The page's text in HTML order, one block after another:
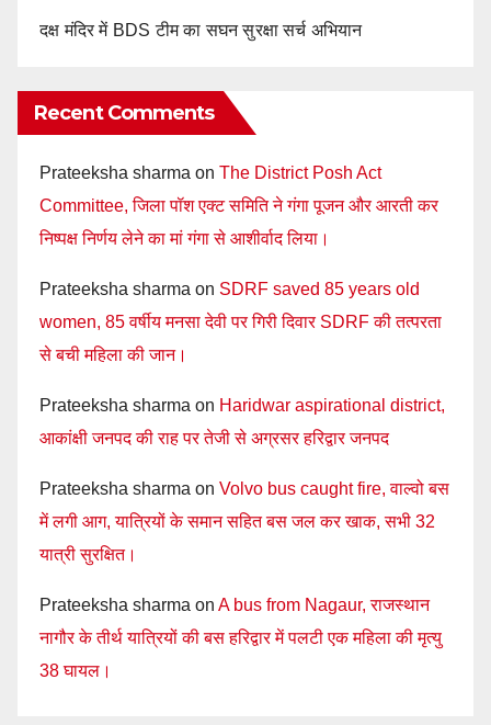
दक्ष मंदिर में BDS टीम का सघन सुरक्षा सर्च अभियान
Recent Comments
Prateeksha sharma on The District Posh Act
Committee, जिला पॉश एक्ट समिति ने गंगा पूजन और आरती कर
निष्पक्ष निर्णय लेने का मां गंगा से आशीर्वाद लिया।
Prateeksha sharma on SDRF saved 85 years old
women, 85 वर्षीय मनसा देवी पर गिरी दिवार SDRF की तत्परता
से बची महिला की जान।
Prateeksha sharma on Haridwar aspirational district,
आकांक्षी जनपद की राह पर तेजी से अग्रसर हरिद्वार जनपद
Prateeksha sharma on Volvo bus caught fire, वाल्वो बस
में लगी आग, यात्रियों के समान सहित बस जल कर खाक, सभी 32
यात्री सुरक्षित।
Prateeksha sharma on A bus from Nagaur, राजस्थान
नागौर के तीर्थ यात्रियों की बस हरिद्वार में पलटी एक महिला की मृत्यु
38 घायल।